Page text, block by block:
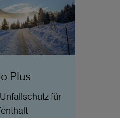
Plus
für